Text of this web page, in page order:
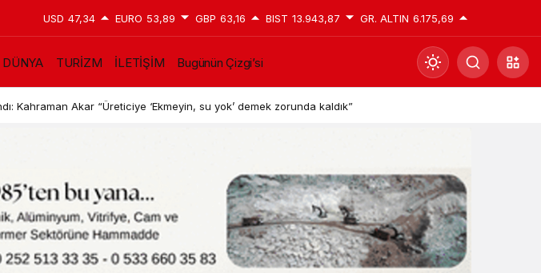
USD 47,34 EURO 53,89 GBP 63,16 BIST 13.943,87 GR. ALTIN 6.175,69
DÜNYA TURİZM İLETİŞİM Bugünün Çizgi’si
Mod
değiştir
Gündüz Modu
Gündüz modunu seçin.
Gece Modu
Gece modunu seçin.
Kahraman Akar “Üreticiye ‘Ekmeyin, su yok’ demek zorunda kaldık”